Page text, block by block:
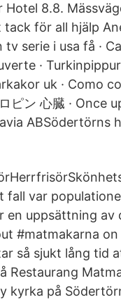
8.8.
för all hjälp
serie i usa få ·
·
uk · Como
ピン 心臓 ·
ABSödertörns
var
en uppsättning av
#matmakarna
så sjukt lång tid
kyrka på